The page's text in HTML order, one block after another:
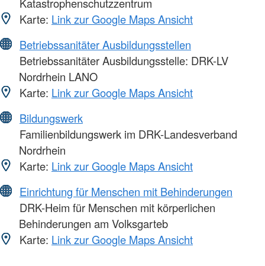
Katastrophenschutzzentrum
Karte: Link zur Google Maps Ansicht
Betriebssanitäter Ausbildungsstellen
Betriebssanitäter Ausbildungsstelle: DRK-LV
Nordrhein LANO
Karte: Link zur Google Maps Ansicht
Bildungswerk
Familienbildungswerk im DRK-Landesverband
Nordrhein
Karte: Link zur Google Maps Ansicht
Einrichtung für Menschen mit Behinderungen
DRK-Heim für Menschen mit körperlichen
Behinderungen am Volksgarteb
Karte: Link zur Google Maps Ansicht